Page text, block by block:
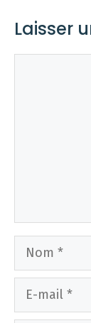
Laisser
Nom